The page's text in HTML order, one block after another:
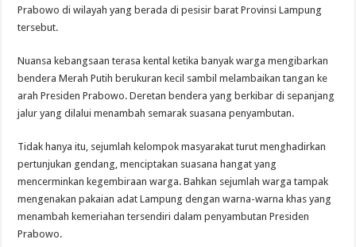
Prabowo di wilayah yang berada di pesisir barat Provinsi Lampung
tersebut.
Nuansa kebangsaan terasa kental ketika banyak warga mengibarkan
bendera Merah Putih berukuran kecil sambil melambaikan tangan ke
arah Presiden Prabowo. Deretan bendera yang berkibar di sepanjang
jalur yang dilalui menambah semarak suasana penyambutan.
Tidak hanya itu, sejumlah kelompok masyarakat turut menghadirkan
pertunjukan gendang, menciptakan suasana hangat yang
mencerminkan kegembiraan warga. Bahkan sejumlah warga tampak
mengenakan pakaian adat Lampung dengan warna-warna khas yang
menambah kemeriahan tersendiri dalam penyambutan Presiden
Prabowo.